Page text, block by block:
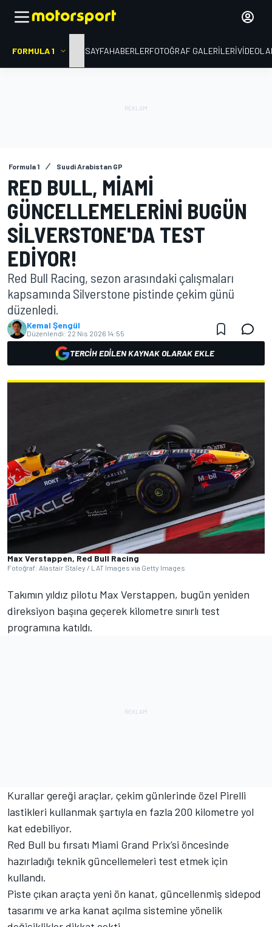
FORMULA 1 ANA SAYFAHABERLERFOTOĞRAF GALERILERI
Formula 1 Suudi Arabistan GP
RED BULL, MIAMI
GÜNCELLEMELERINI BUGÜN
SILVERSTONE'DA TEST
EDIYOR!
Red Bull Racing, sezon arasındaki çalışmaları
kapsamında Silverstone pistinde çekim günü
düzenledi.
Kemal Şengül
Düzenlendi: 22 Nis 2026 14:55
TERCIH EDILEN KAYNAK OLARAK EKLE
Max Verstappen, Red Bull Racing
Fotoğraf: Alastair Staley / LAT Images via Getty Images
Takımın yıldız pilotu Max Verstappen, bugün yeniden
direksiyon başına geçerek kilometre sınırlı test
programına katıldı.
Kurallar gereği araçlar, çekim günlerinde özel Pirelli
lastikleri kullanmak şartıyla en fazla 200 kilometre yol
kat edebiliyor.
Red Bull bu fırsatı Miami Grand Prix’si öncesinde
hazırladığı teknik güncellemeleri test etmek için
kullandı.
Piste çıkan araçta yeni ön kanat, güncellenmiş sidepod
tasarımı ve arka kanat açılma sistemine yönelik